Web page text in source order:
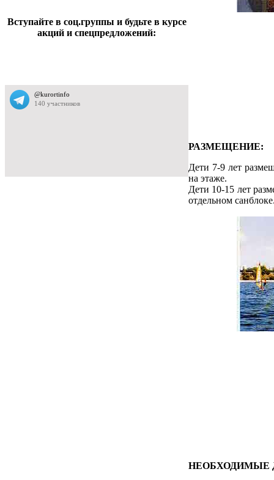
Вступайте в соц.группы и будьте в курсе
акций и спецпредложений:
РАЗМЕЩЕНИЕ:
Дети 7-9 лет
на этаже.
Дети 10-15 лет
отдельном
НЕОБХОДИМЫЕ